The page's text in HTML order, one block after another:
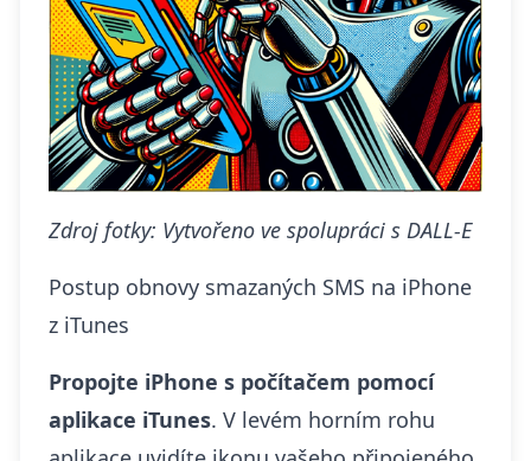
Zdroj fotky: Vytvořeno ve spolupráci s DALL-E
Postup obnovy smazaných SMS na iPhone
z iTunes
Propojte iPhone s počítačem pomocí
aplikace iTunes. V levém horním rohu